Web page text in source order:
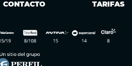
CONTACTO TARIFAS